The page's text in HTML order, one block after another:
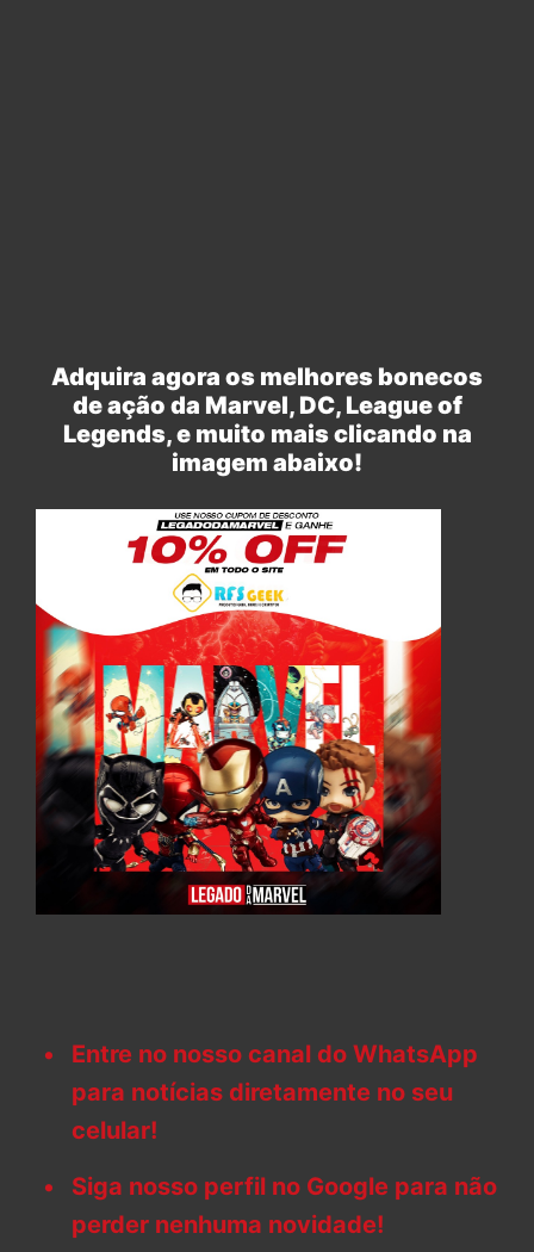
Adquira agora os melhores bonecos
de ação da Marvel, DC, League of
Legends, e muito mais clicando na
imagem abaixo!
Entre no nosso canal do WhatsApp
para notícias diretamente no seu
celular!
Siga nosso perfil no Google para não
perder nenhuma novidade!